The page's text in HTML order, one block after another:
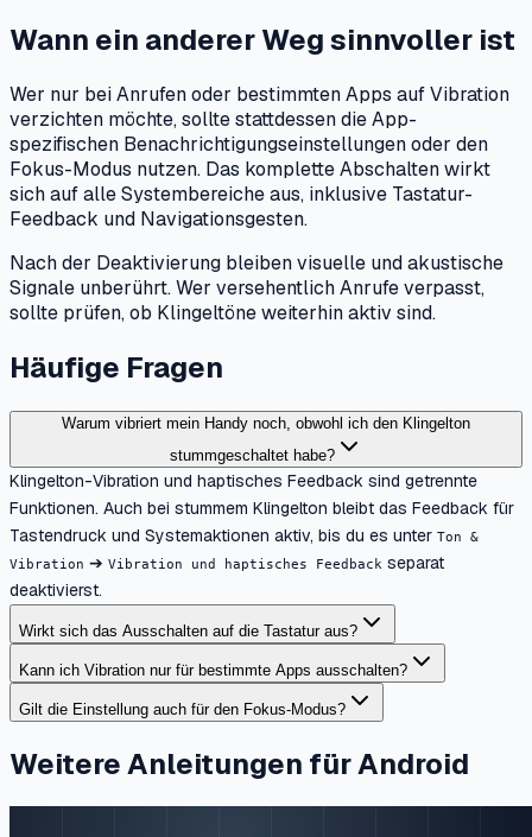
Wann ein anderer Weg sinnvoller ist
Wer nur bei Anrufen oder bestimmten Apps auf Vibration
verzichten möchte, sollte stattdessen die App-
spezifischen Benachrichtigungseinstellungen oder den
Fokus-Modus nutzen. Das komplette Abschalten wirkt
sich auf alle Systembereiche aus, inklusive Tastatur-
Feedback und Navigationsgesten.
Nach der Deaktivierung bleiben visuelle und akustische
Signale unberührt. Wer versehentlich Anrufe verpasst,
sollte prüfen, ob Klingeltöne weiterhin aktiv sind.
Häufige Fragen
Warum vibriert mein Handy noch, obwohl ich den Klingelton
stummgeschaltet habe?
Klingelton-Vibration und haptisches Feedback sind getrennte
Funktionen. Auch bei stummem Klingelton bleibt das Feedback für
Tastendruck und Systemaktionen aktiv, bis du es unter Ton &
Vibration ➔ Vibration und haptisches Feedback separat
deaktivierst.
Wirkt sich das Ausschalten auf die Tastatur aus?
Kann ich Vibration nur für bestimmte Apps ausschalten?
Gilt die Einstellung auch für den Fokus-Modus?
Weitere Anleitungen für Android